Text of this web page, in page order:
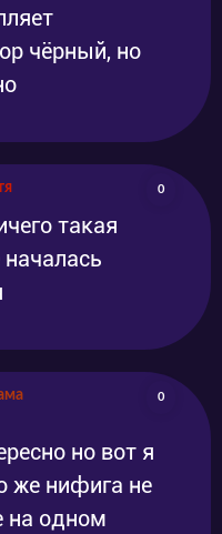
чёрный, но
0
такая
0
но вот я
же нифига не
на одном